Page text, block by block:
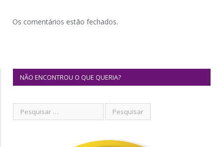
Os comentários estão fechados.
NÃO ENCONTROU O QUE QUERIA?